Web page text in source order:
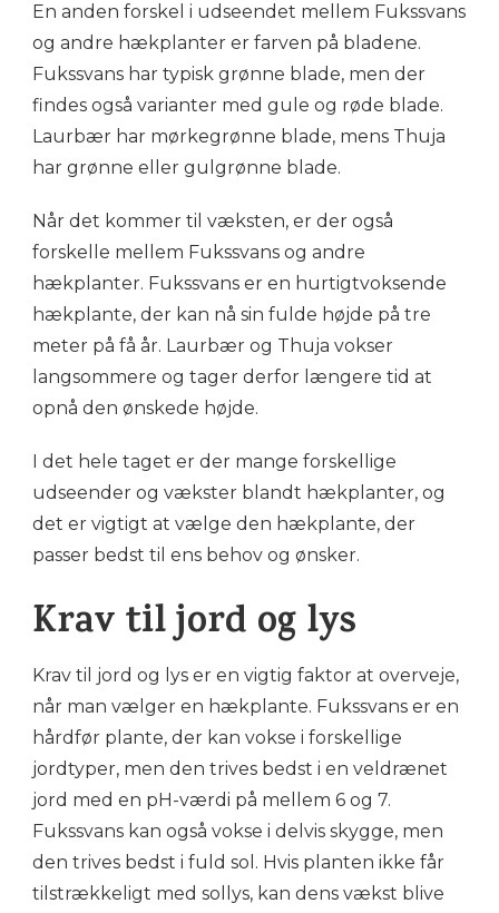
En anden forskel i udseendet mellem Fukssvans
og andre hækplanter er farven på bladene.
Fukssvans har typisk grønne blade, men der
findes også varianter med gule og røde blade.
Laurbær har mørkegrønne blade, mens Thuja
har grønne eller gulgrønne blade.
Når det kommer til væksten, er der også
forskelle mellem Fukssvans og andre
hækplanter. Fukssvans er en hurtigtvoksende
hækplante, der kan nå sin fulde højde på tre
meter på få år. Laurbær og Thuja vokser
langsommere og tager derfor længere tid at
opnå den ønskede højde.
I det hele taget er der mange forskellige
udseender og vækster blandt hækplanter, og
det er vigtigt at vælge den hækplante, der
passer bedst til ens behov og ønsker.
Krav til jord og lys
Krav til jord og lys er en vigtig faktor at overveje,
når man vælger en hækplante. Fukssvans er en
hårdfør plante, der kan vokse i forskellige
jordtyper, men den trives bedst i en veldrænet
jord med en pH-værdi på mellem 6 og 7.
Fukssvans kan også vokse i delvis skygge, men
den trives bedst i fuld sol. Hvis planten ikke får
tilstrækkeligt med sollys, kan dens vækst blive